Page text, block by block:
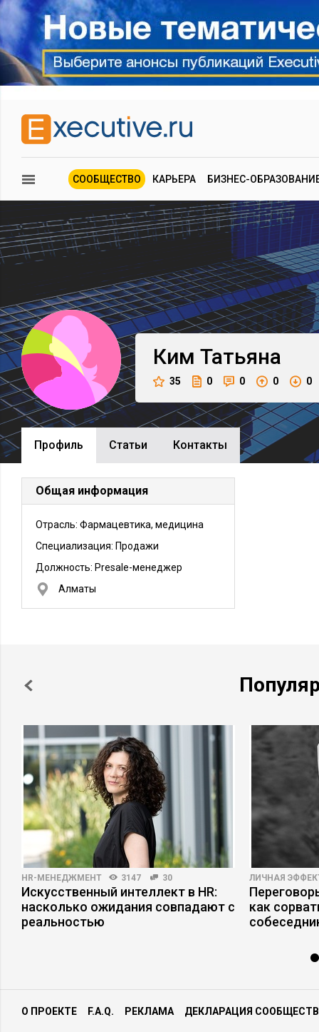
СООБЩЕСТВО КАРЬЕРА БИЗНЕС-
Ким Татьяна
35 0 0 0 0
Профиль Cтатьи Контакты
Общая информация
Отрасль: Фармацевтика, медицина
Специализация: Продажи
Должность: Presale-менеджер
Алматы
HR-МЕНЕДЖМЕНТ 3147 30
Искусственный интеллект в HR:
насколько ожидания совпадают с
реальностью
ЛИЧНАЯ
как
О ПРОЕКТЕ F.A.Q. РЕКЛАМА ДЕКЛАРАЦИЯ